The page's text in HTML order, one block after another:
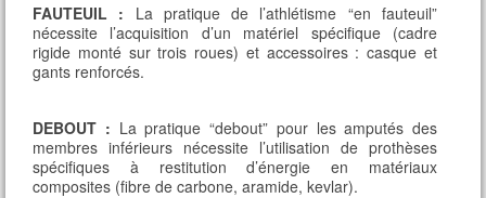
FAUTEUIL : La pratique de l’athlétisme “en fauteuil”
nécessite l’acquisition d’un matériel spécifique (cadre
rigide monté sur trois roues) et accessoires : casque et
gants renforcés.
DEBOUT : La pratique “debout” pour les amputés des
membres inférieurs nécessite l’utilisation de prothèses
spécifiques à restitution d’énergie en matériaux
composites (fibre de carbone, aramide, kevlar).